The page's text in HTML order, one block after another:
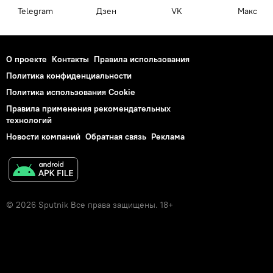
Telegram Дзен VK Макс
О проекте Контакты Правила использования
Политика конфиденциальности
Политика использования Cookie
Правила применения рекомендательных
технологий
Новости компаний Обратная связь Реклама
© 2026 Sputnik Все права защищены. 18+